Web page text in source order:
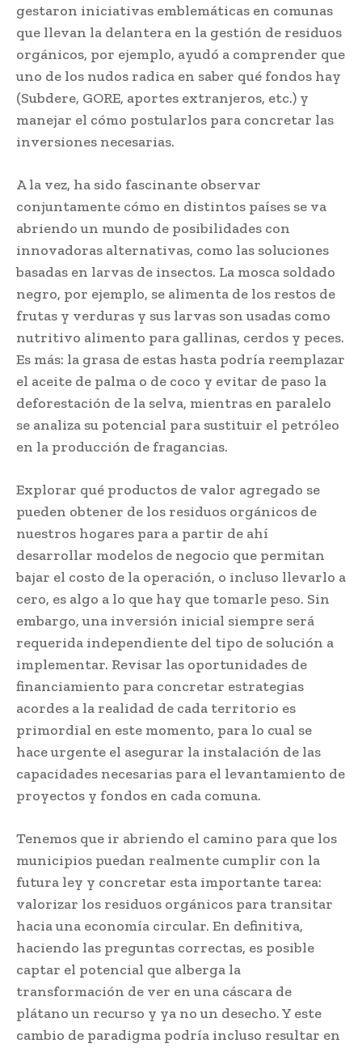
gestaron iniciativas emblemáticas en comunas
que llevan la delantera en la gestión de residuos
orgánicos, por ejemplo, ayudó a comprender que
uno de los nudos radica en saber qué fondos hay
(Subdere, GORE, aportes extranjeros, etc.) y
manejar el cómo postularlos para concretar las
inversiones necesarias.
A la vez, ha sido fascinante observar
conjuntamente cómo en distintos países se va
abriendo un mundo de posibilidades con
innovadoras alternativas, como las soluciones
basadas en larvas de insectos. La mosca soldado
negro, por ejemplo, se alimenta de los restos de
frutas y verduras y sus larvas son usadas como
nutritivo alimento para gallinas, cerdos y peces.
Es más: la grasa de estas hasta podría reemplazar
el aceite de palma o de coco y evitar de paso la
deforestación de la selva, mientras en paralelo
se analiza su potencial para sustituir el petróleo
en la producción de fragancias.
Explorar qué productos de valor agregado se
pueden obtener de los residuos orgánicos de
nuestros hogares para a partir de ahí
desarrollar modelos de negocio que permitan
bajar el costo de la operación, o incluso llevarlo a
cero, es algo a lo que hay que tomarle peso. Sin
embargo, una inversión inicial siempre será
requerida independiente del tipo de solución a
implementar. Revisar las oportunidades de
financiamiento para concretar estrategias
acordes a la realidad de cada territorio es
primordial en este momento, para lo cual se
hace urgente el asegurar la instalación de las
capacidades necesarias para el levantamiento de
proyectos y fondos en cada comuna.
Tenemos que ir abriendo el camino para que los
municipios puedan realmente cumplir con la
futura ley y concretar esta importante tarea:
valorizar los residuos orgánicos para transitar
hacia una economía circular. En definitiva,
haciendo las preguntas correctas, es posible
captar el potencial que alberga la
transformación de ver en una cáscara de
plátano un recurso y ya no un desecho. Y este
cambio de paradigma podría incluso resultar en